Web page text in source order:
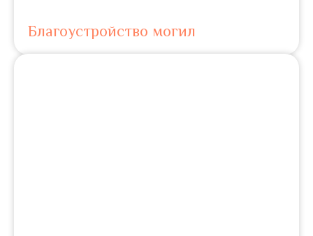
Благоустройство могил